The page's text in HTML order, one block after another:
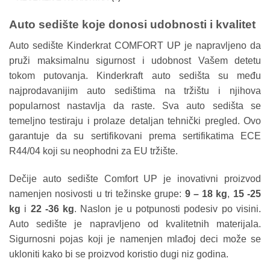
Auto sedište koje donosi udobnosti i kvalitet
Auto sedište Kinderkrat COMFORT UP je napravljeno da
pruži maksimalnu sigurnost i udobnost Vašem detetu
tokom putovanja. Kinderkraft auto sedišta su među
najprodavanijim auto sedištima na tržištu i njihova
popularnost nastavlja da raste. Sva auto sedišta se
temeljno testiraju i prolaze detaljan tehnički pregled. Ovo
garantuje da su sertifikovani prema sertifikatima ECE
R44/04 koji su neophodni za EU tržište.
Dečije auto sedište Comfort UP je inovativni proizvod
namenjen nosivosti u tri težinske grupe: 9 – 18 kg, 15 -25
kg i 22 -36 kg. Naslon je u potpunosti podesiv po visini.
Auto sedište je napravljeno od kvalitetnih materijala.
Sigurnosni pojas koji je namenjen mlađoj deci može se
ukloniti kako bi se proizvod koristio dugi niz godina.